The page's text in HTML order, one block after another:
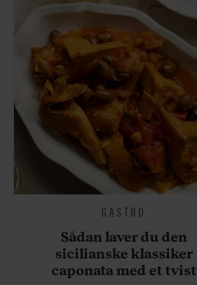
GASTRO
Sådan laver du den
sicilianske klassiker
caponata med et tvist